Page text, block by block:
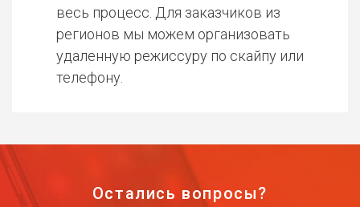
весь процесс. Для заказчиков из
регионов мы можем организовать
удаленную режиссуру по скайпу или
телефону.
Остались вопросы?